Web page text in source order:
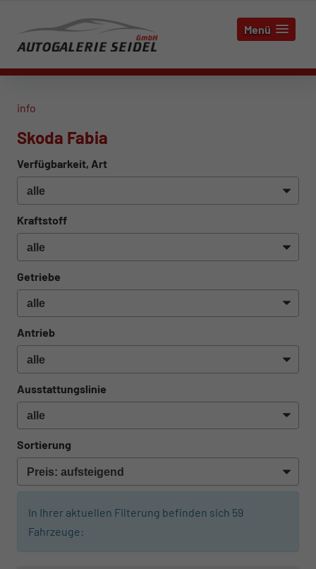
Menü
info
Skoda Fabia
Verfügbarkeit, Art
Kraftstoff
Getriebe
Antrieb
Ausstattungslinie
Sortierung
In Ihrer aktuellen Filterung befinden sich 59
Fahrzeuge:
ab 278,– € mtl.